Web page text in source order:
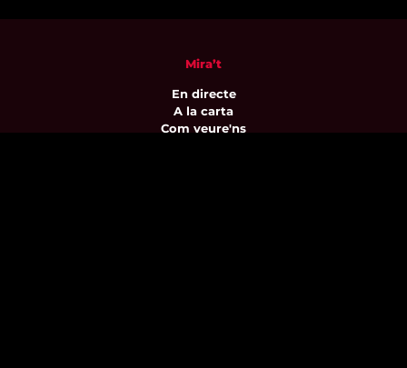
Mira’t
En directe
A la carta
Com veure'ns